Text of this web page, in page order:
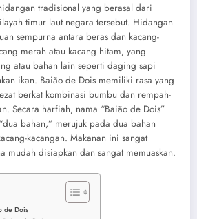
tradisional yang berasal dari
timur laut negara tersebut. Hidangan
sempurna antara beras dan kacang-
merah atau kacang hitam, yang
atau bahan lain seperti daging sapi
ikan. Baião de Dois memiliki rasa yang
berkat kombinasi bumbu dan rempah-
Secara harfiah, nama “Baião de Dois”
bahan,” merujuk pada dua bahan
kacangan. Makanan ini sangat
mudah disiapkan dan sangat memuaskan.
de Dois